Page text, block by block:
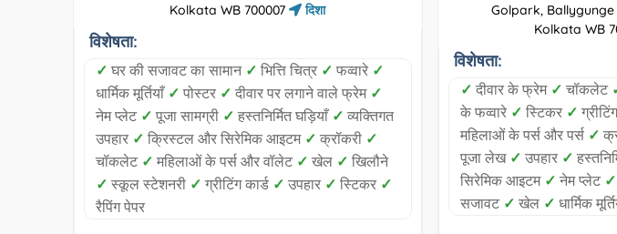
Kolkata WB 700007
दिशा
विशेषता:
✓ घर की सजावट का सामान ✓ भित्ति चित्र ✓ फव्वारे ✓
धार्मिक मूर्तियाँ ✓ पोस्टर ✓ दीवार पर लगाने वाले फ्रेम ✓
नेम प्लेट ✓ पूजा सामग्री ✓ हस्तनिर्मित घड़ियाँ ✓ व्यक्तिगत
उपहार ✓ क्रिस्टल और सिरेमिक आइटम ✓ क्रॉकरी ✓
चॉकलेट ✓ महिलाओं के पर्स और वॉलेट ✓ खेल ✓ खिलौने
✓ स्कूल स्टेशनरी ✓ ग्रीटिंग कार्ड ✓ उपहार ✓ स्टिकर ✓
रैपिंग पेपर
Golpark,
Kolkata WB
विशेषता:
✓ दीवार के फ्रेम ✓ चॉकलेट
के फव्वारे ✓ स्टिकर ✓
महिलाओं के पर्स और पर्स ✓
पूजा लेख ✓ उपहार ✓
सिरेमिक आइटम ✓ नेम प्लेट ✓
सजावट ✓ खेल ✓ धार्मिक